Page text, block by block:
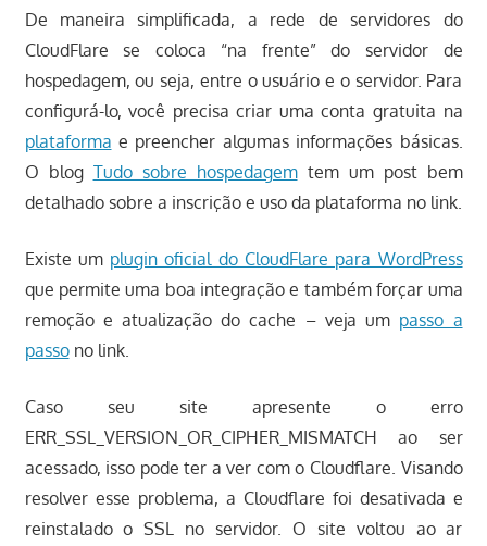
De maneira simplificada, a rede de servidores do
CloudFlare se coloca “na frente” do servidor de
hospedagem, ou seja, entre o usuário e o servidor. Para
configurá-lo, você precisa criar uma conta gratuita na
plataforma e preencher algumas informações básicas.
O blog Tudo sobre hospedagemtem um post bem
detalhado sobre a inscrição e uso da plataforma no link.
Existe um plugin oficial do CloudFlare para WordPress
que permite uma boa integração e também forçar uma
remoção e atualização do cache – veja um passo a
passono link.
Caso seu site apresente o erro
ERR_SSL_VERSION_OR_CIPHER_MISMATCH ao ser
acessado, isso pode ter a ver com o Cloudflare. Visando
resolver esse problema, a Cloudflare foi desativada e
reinstalado o SSL no servidor. O site voltou ao ar